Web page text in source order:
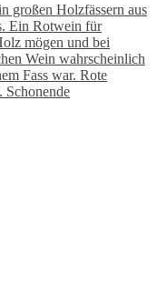
großen Holzfässern aus
Ein Rotwein für
mögen und bei
Wein wahrscheinlich
Fass war. Rote
Schonende